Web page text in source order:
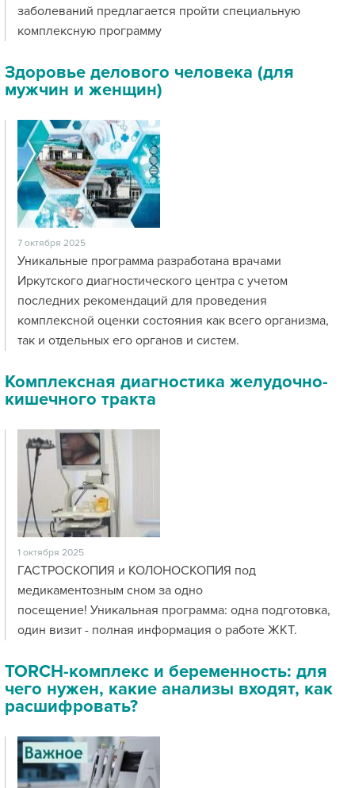
заболеваний предлагается пройти специальную
комплексную программу
Здоровье делового человека (для
мужчин и женщин)
7 октября 2025
Уникальные программа разработана врачами
Иркутского диагностического центра с учетом
последних рекомендаций для проведения
комплексной оценки состояния как всего организма,
так и отдельных его органов и систем.
Комплексная диагностика желудочно-
кишечного тракта
1 октября 2025
ГАСТРОСКОПИЯ и КОЛОНОСКОПИЯ под
медикаментозным сном за одно
посещение! Уникальная программа: одна подготовка,
один визит - полная информация о работе ЖКТ.
TORCH-комплекс и беременность: для
чего нужен, какие анализы входят, как
расшифровать?